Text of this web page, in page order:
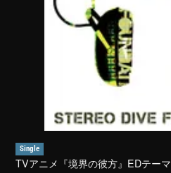
Single
TVアニメ『境界の彼方』EDテーマ